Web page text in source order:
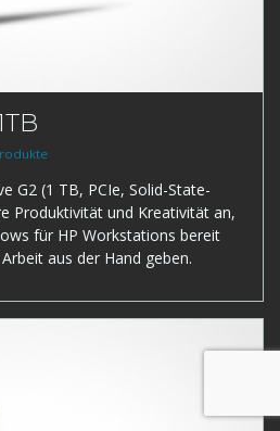
G2 (1 TB, PCIe, Solid-State-
Produktivität und Kreativität an,
für HP Workstations bereit
aus der Hand geben.